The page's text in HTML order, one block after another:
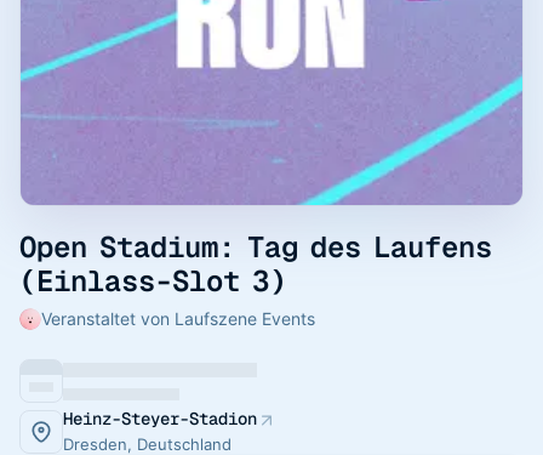
Open Stadium: Tag des Laufens
(Einlass-Slot 3)
Veranstaltet von Laufszene Events
Heinz-Steyer-Stadion
Dresden, Deutschland